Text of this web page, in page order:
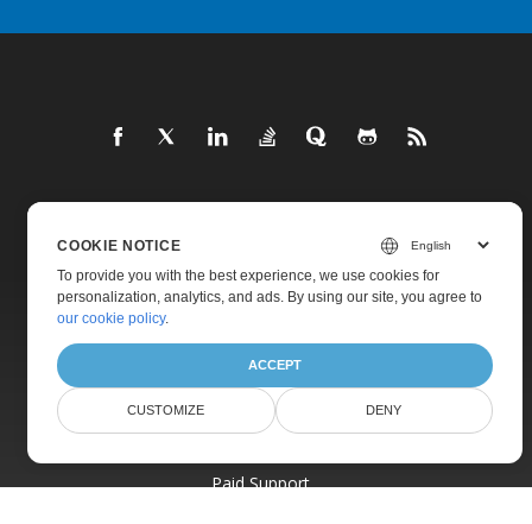
New Releases
Docs
Live Demos
Paid Support
COOKIE NOTICE
To provide you with the best experience, we use cookies for
personalization, analytics, and ads. By using our site, you agree to
our cookie policy.
ACCEPT
CUSTOMIZE DENY